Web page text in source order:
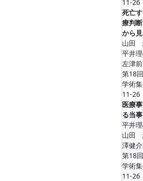
11-26
死亡
療判
から
山田
平井
左津
第18
学術
11-26
医療
る当
平井
山田
澤健
第18
学術
11-26